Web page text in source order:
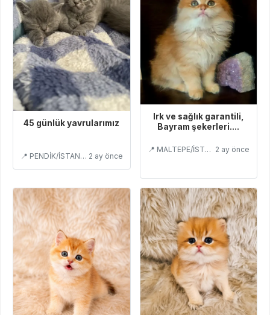
45 günlük yavrularımız
📍 PENDİK/İSTANBUL 2 ay önce
Irk ve sağlık garantili,
Bayram şekerleri....
📍 MALTEPE/İSTANBUL 2 ay önce